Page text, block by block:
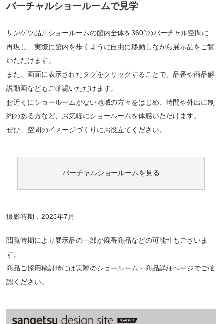
バーチャルショールームで見学
サンゲツ品川ショールームの館内全体を360°のバーチャル空間に
再現し、実際に館内を歩くように自由に移動しながら展示品をご覧
いただけます。
また、画面に表示されたタグをクリックすることで、品番や商品解
説動画などもご確認いただけます。
お近くにショールームがない地域の方々をはじめ、時間や外出に制
約のある方など、お気軽にショールームを体感いただけます。
ぜひ、空間のイメージづくりにお役立てください。
バーチャルショールームを見る
撮影時期：2023年7月
閲覧時期により展示品の一部が廃番商品などの可能性もございま
す。
商品ご採用検討時には実際のショールーム・商品詳細ページでご確
認ください。